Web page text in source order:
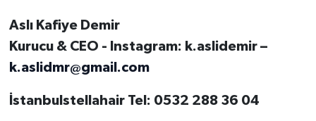
Aslı Kafiye Demir
Kurucu & CEO - Instagram: k.aslidemir –
k.aslidmr@gmail.com
İstanbulstellahair Tel: 0532 288 36 04